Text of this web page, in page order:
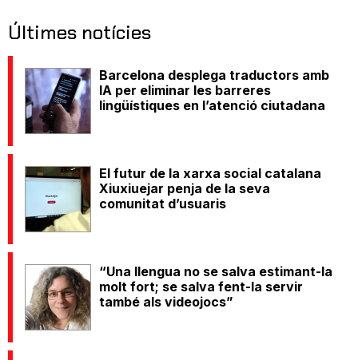
Últimes notícies
Barcelona desplega traductors amb
IA per eliminar les barreres
lingüístiques en l’atenció ciutadana
El futur de la xarxa social catalana
Xiuxiuejar penja de la seva
comunitat d’usuaris
“Una llengua no se salva estimant-la
molt fort; se salva fent-la servir
també als videojocs”